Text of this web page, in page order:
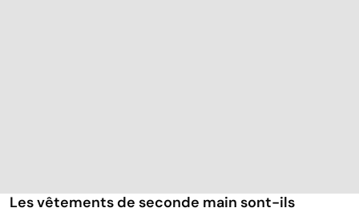
Les vêtements de seconde main sont-ils